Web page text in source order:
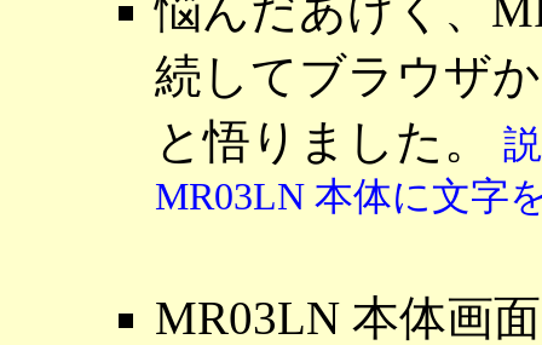
続してブラウザ
と悟りました。
MR03LN 本体に文字
MR03LN 本体画